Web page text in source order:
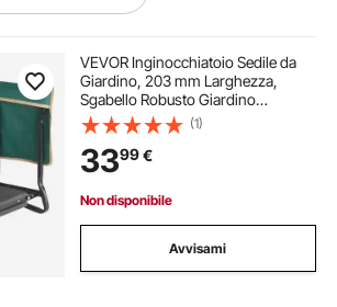
sabbiatrice per tutti
sabbiatrice
VEVOR Inginocchiatoio Sedile da
Giardino, 203 mm Larghezza,
Sgabello Robusto Giardino
Pieghevole con 2 Borse per
Attrezzi, Allevia Dolore al Ginocchio
alla Schiena, Panca Giardino
Portatile
(1)
3399€
Non disponibile
Avvisami